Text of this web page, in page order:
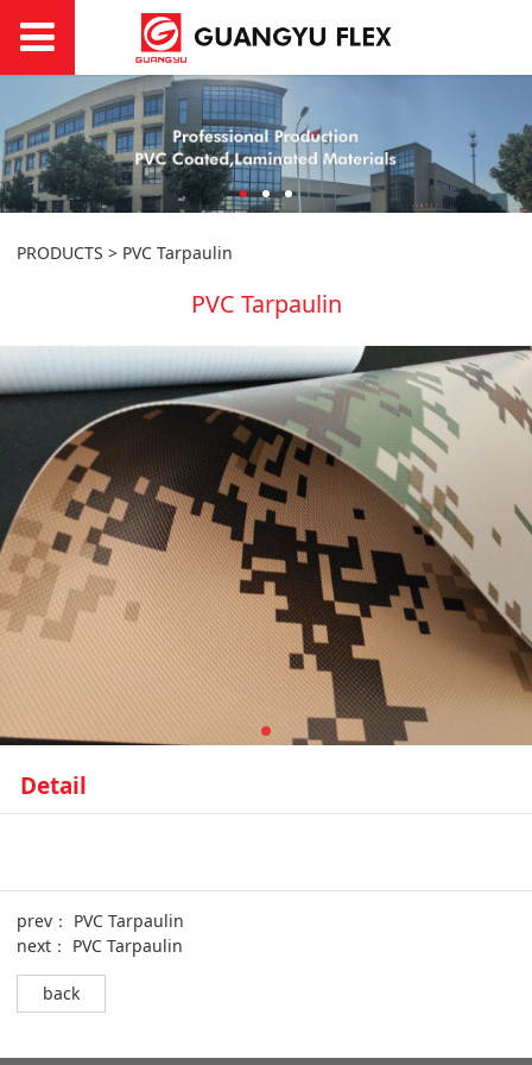
PRODUCTS > PVC Tarpaulin
PVC Tarpaulin
Detail
prev： PVC Tarpaulin
next： PVC Tarpaulin
back